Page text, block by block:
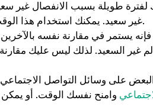
لفترة طويلة بسبب الانفصال
غير سعيد. يمكنك استخدام هذا الوقت لتعلم مهارات جديدة أو لاستعادة هوايتك القديمة.
يستمر في مقارنة نفسه
غير السعيد. لذلك ليس عليك
على وسائل التواصل
وامنح نفسك الوقت. أو يمكن